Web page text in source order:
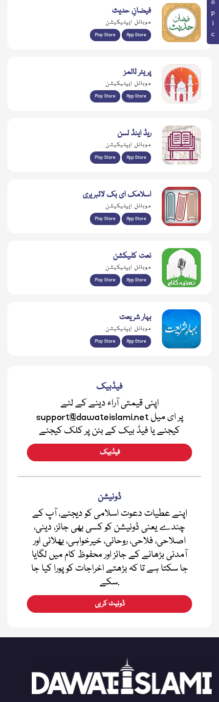
فیضانِ حدیث
موبائل ایپلیکیشن
Play Store App Store
پریئر ٹائمز
موبائل ایپلیکیشن
Play Store App Store
ریڈ اینڈ لسن
موبائل ایپلیکیشن
Play Store App Store
اسلامک ای بک لائبریری
موبائل ایپلیکیشن
Play Store App Store
نعت کلیکشن
موبائل ایپلیکیشن
Play Store App Store
بہار شریعت
موبائل ایپلیکیشن
Play Store App Store
فیڈبیک
اپنی قیمتی آراء دینے کے لئے
support@dawateislami.net پر ای میل
کیجئے یا فیڈ بیک کے بٹن پر کلک کیجئے
فیڈبیک
ڈونیشن
اپنے عطیات دعوت اسلامی کو دیجئے، آپ کے
چندے یعنی ڈونیشن کو کسی بھی جائز، دینی،
اصلاحی، فلاحی، روحانی، خیرخواہی، بھلائی اور
آمدنی بڑھانے کے جائز اور محفوظ کام میں لگایا
جا سکتا ہے تا کہ بڑھتے اخراجات کو پورا کیا جا
سکے.
ڈونیٹ کریں